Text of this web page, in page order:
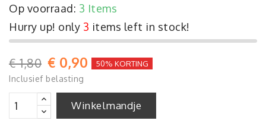
Op voorraad: 3 Items
Hurry up! only 3 items left in stock!
€ 1,80 € 0,90 50% KORTING
Inclusief belasting
Winkelmandje